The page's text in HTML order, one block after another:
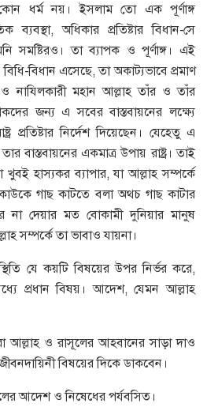
ধর্ম নয়। ইসলাম তো এক পূর্ণাঙ্গ
ব্যবস্থা, অধিকার প্রতিষ্টার বিধান-সে
সমষ্টিরও। তা ব্যাপক ও পূর্ণাঙ্গ। এই
বিধান এসেছে, তা অকাট্যভাবে প্রমাণ
নাযিলকারী মহান আল্লাহ তাঁর ও তাঁর
জন্য এ সবের বাস্তবায়নের লক্ষ্যে
প্রতিষ্টার নির্দেশ দিয়েছেন। যেহেতু এ
বাস্তবায়নের একমাত্র উপায় রাষ্ট্র। তাই
খুবই হাস্যকর ব্যাপার, যা আল্লাহ সম্পর্কে
গাছ কাটতে বলা অথচ গাছ কাটার
না দেয়ার মত বোকামী দুনিয়ার মানুষ
সম্পর্কে তা ভাবাও যায়না।
যে কয়টি বিষয়ের উপর নির্ভর করে,
প্রধান বিষয়। আদেশ, যেমন আল্লাহ
আল্লাহ ও রাসূলের আহবানের সাড়া দাও
বিষয়ের দিকে ডাকবেন।
আদেশ ও নিষেধের পর্যবসিত।